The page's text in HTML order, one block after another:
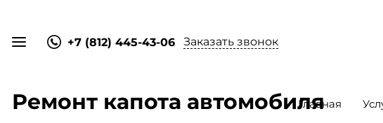
+7 (812) 445-43-06 Заказать звонок
Главная
Ремонт капота автомобиля